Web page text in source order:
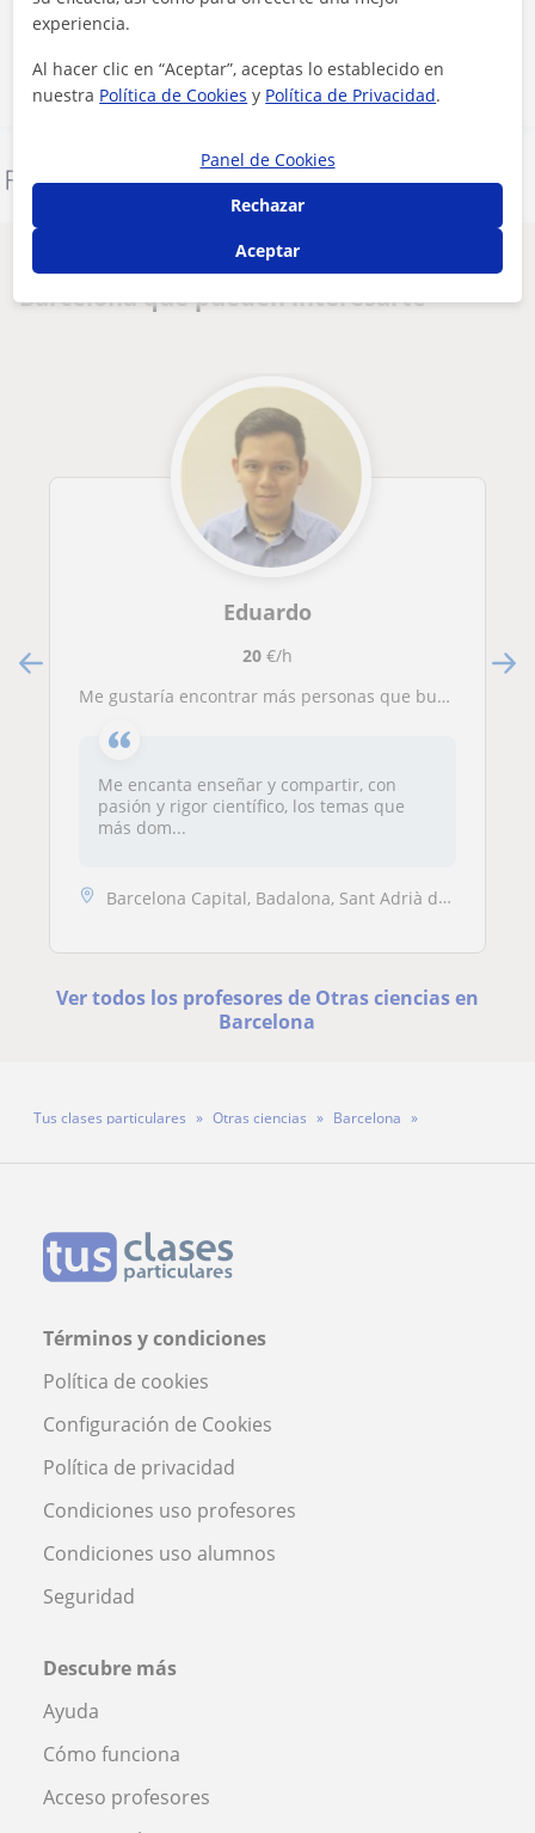
Denunciar este perfil
Otros profesores de Otras ciencias en
Barcelona que pueden interesarte
Eduardo
20€/h
Me gustaría encontrar más personas que busquen ampliar su conocimiento y disfrutar del aprendizaje.
Me encanta enseñar y compartir, con
pasión y rigor científico, los temas que
más dom...
Barcelona Capital, Badalona, Sant Adrià de Besòs, Santa Coloma de Gram...
Ver todos los profesores de Otras ciencias en
Barcelona
Tus clases particulares Otras ciencias
Barcelona
Términos y condiciones
Política de cookies
Configuración de Cookies
Política de privacidad
Condiciones uso profesores
Condiciones uso alumnos
Seguridad
Descubre más
Ayuda
Cómo funciona
Acceso profesores
experiencia.
Al hacer clic en “Aceptar”, aceptas lo establecido en
nuestra Política de Cookies y Política de Privacidad.
Panel de Cookies
Rechazar
Aceptar